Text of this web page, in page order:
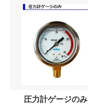
圧力計ゲージのみ